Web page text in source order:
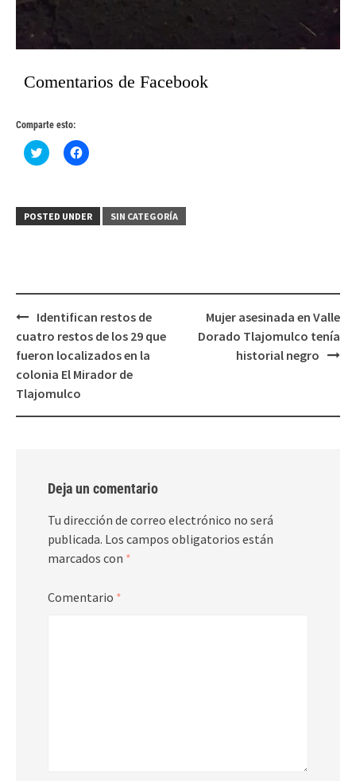
Comentarios de Facebook
Comparte esto:
Haz
clic
(Se
abre
Haz
clic
(Se
abre
POSTED UNDER SIN CATEGORÍA
Post
navigation
Identifican restos de
cuatro restos de los 29 que
fueron localizados en la
colonia El Mirador de
Tlajomulco
Mujer asesinada en Valle
Dorado Tlajomulco tenía
historial negro
Deja un comentario
Tu dirección de correo electrónico no será
publicada. Los campos obligatorios están
marcados con *
Comentario *